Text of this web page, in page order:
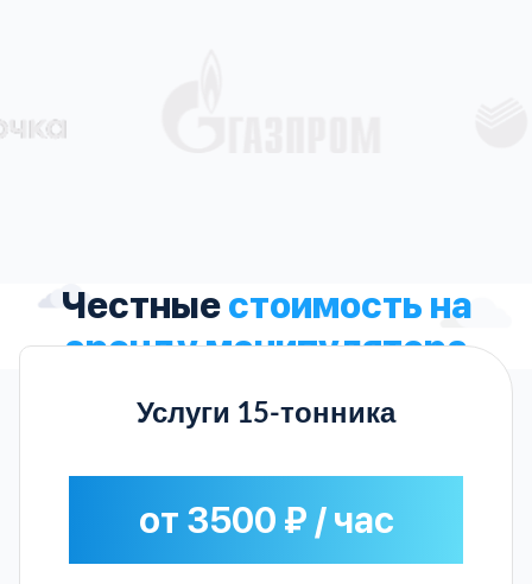
Честныестоимость на
аренду манипулятора
Услуги 15-тонника
от 3500 ₽ / час